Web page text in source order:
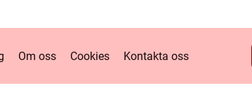
Om oss Cookies Kontakta oss